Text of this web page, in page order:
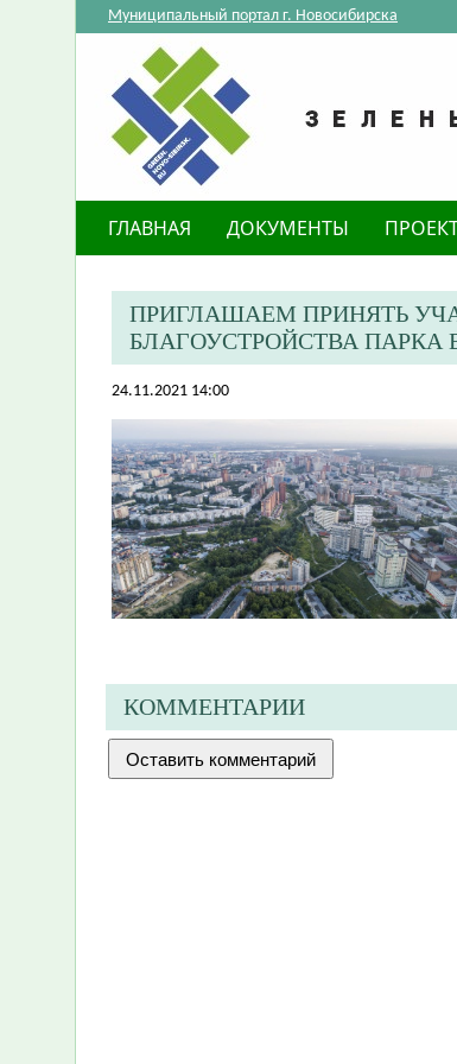
Муниципальный портал г. Новосибирска
ГЛАВНАЯ ДОКУМЕНТЫ
ПРИГЛАШАЕМ ПРИНЯТЬ
БЛАГОУСТРОЙСТВА ПАРКА
24.11.2021 14:00
КОММЕНТАРИИ